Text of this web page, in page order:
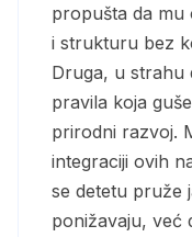
propušta da mu
i strukturu bez
Druga, u strahu
pravila koja
prirodni razvoj.
integraciji ovih
se detetu pruže
ponižavaju, već